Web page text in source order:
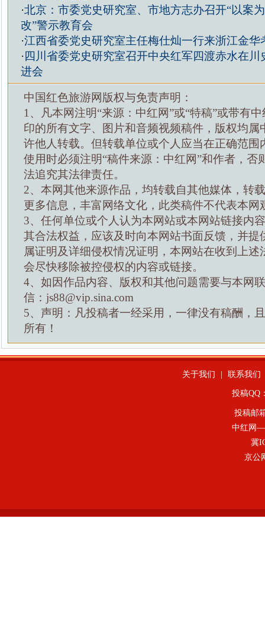
·北京：市委党史研究室、市地方志办召开“以案
改”警示教育会
·江西省委党史研究室主任梅仕灿一行来浙江金华
·四川省委党史研究室召开中央红军四渡赤水在川
进会
中国红色旅游网版权与免责声明：
1、凡本网注明“来源：中红网”或“特稿”或带有
印的所有文字、图片和音频视频稿件，版权均属
许他人转载。但转载单位或个人应当在正确范围
使用时必须注明“稿件来源：中红网”和作者，否
法追究其法律责任。
2、本网其他来源作品，均转载自其他媒体，转
更多信息，丰富网络文化，此类稿件不代表本网
3、任何单位或个人认为本网站或本网站链接内
其合法权益，应该及时向本网站书面反馈，并提
属证明及详细侵权情况证明，本网站在收到上述
会尽快移除被控侵权的内容或链接。
4、如因作品内容、版权和其他问题需要与本网
信：js88@vip.sina.com
5、声明：凡投稿者一经采用，一律没有稿酬，
所有！
关于我们 联系我们
投稿QQ
投稿邮
中红网—
冀
京公